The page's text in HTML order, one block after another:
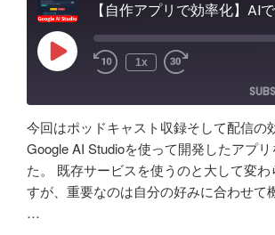
対
な
り
返
り"
の
イ
デ
ィ
ン
グ"
の
ス
術
と
可
能
性
ャ
が
５
年
か
け
Play
Episode 1x
Amazon
Apple
RSS
Spotify
RSS FEED
SHARE
LINK
今回はポッドキャスト収録そして配信の
Google AI Studioを使って開発したアプ
た。 既存サービスを使うのと大して変わ
すが、重要なのは自分の好みに合わせて
…